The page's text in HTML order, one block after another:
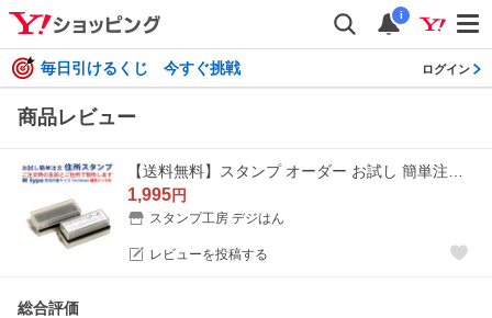
i
毎日引けるくじ 今すぐ挑戦 ログイン
商品レビュー
1,995円
スタンプ工房 デジはん
レビューを投稿する
総合評価